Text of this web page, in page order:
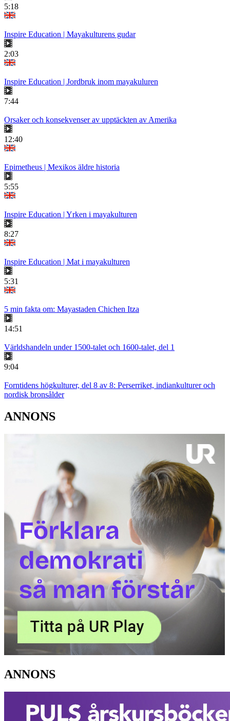
5:18
Inspire Education | Mayakulturens gudar
2:03
Inspire Education | Jordbruk inom mayakuluren
7:44
Orsaker och konsekvenser av upptäckten av Amerika
12:40
Epimetheus | Mexikos äldre historia
5:55
Inspire Education | Yrken i mayakulturen
8:27
Inspire Education | Mat i mayakulturen
5:31
5 min fakta om: Mayastaden Chichen Itza
14:51
Världshandeln under 1500-talet och 1600-talet, del 1
9:04
Forntidens högkulturer, del 8 av 8: Perserriket, indiankulturer och
nordisk bronsålder
ANNONS
ANNONS